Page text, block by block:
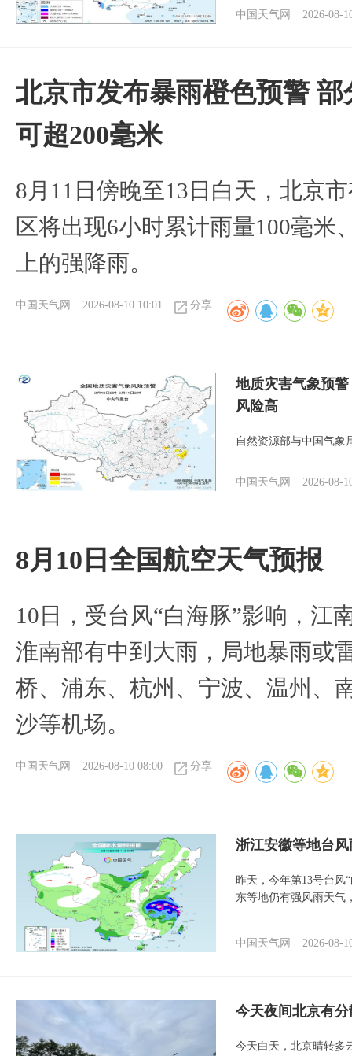
中国天气网 2026-08-
北京市发布暴雨橙色预警
可超200毫米
8月11日傍晚至13日白天，北京
区将出现6小时累计雨量100毫米
上的强降雨。
中国天气网 2026-08-10 10:01 分享
地质灾害气象预
风险高
自然资源部与中国气象
中国天气网 2026-08-
8月10日全国航空天气预报
10日，受台风“白海豚”影响，江
淮南部有中到大雨，局地暴雨或
桥、浦东、杭州、宁波、温州、
沙等机场。
中国天气网 2026-08-10 08:00 分享
浙江安徽等地台
昨天，今年第13号台风
东等地仍有强风雨天气
中国天气网 2026-08-
今天夜间北京有
今天白天，北京晴转多